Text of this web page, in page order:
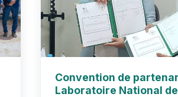
Convention de
Laboratoire National